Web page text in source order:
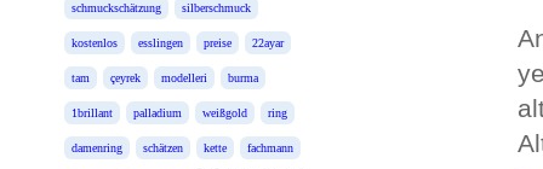
schmuckschätzung silberschmuck
kostenlos esslingen preise 22ayar
tam çeyrek modelleri burma
1brillant palladium weißgold ring
damenring schätzen kette fachmann